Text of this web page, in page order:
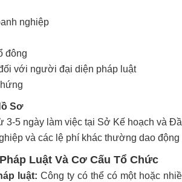
nghiệp
đông
với người đại diện pháp luật
Sơ
3-5 ngày làm việc tại Sở Kế hoạch và
và các lệ phí khác thường dao
Luật Và Cơ Cấu Tổ Chức
luật: Công ty có thể có một hoặc